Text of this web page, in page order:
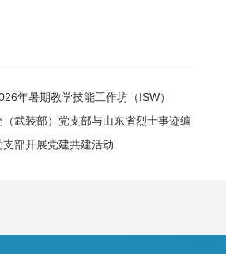
年暑期教学技能工作坊（ISW）
武装部）党支部与山东省烈士事迹编
部开展党建共建活动